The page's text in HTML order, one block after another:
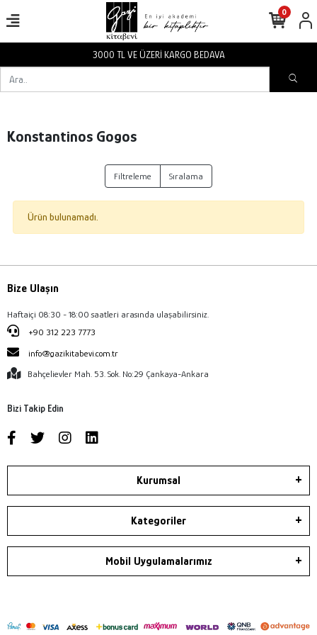
3000 TL VE ÜZERİ KARGO BEDAVA
0
Konstantinos Gogos
Filtreleme Sıralama
Ürün bulunamadı.
Bize Ulaşın
Haftaiçi 08:30 - 18:00 saatleri arasında ulaşabilirsiniz.
+90 312 223 7773
info@gazikitabevi.com.tr
Bahçelievler Mah. 53. Sok. No:29 Çankaya-Ankara
Bizi Takip Edin
Kurumsal
Kategoriler
Mobil Uygulamalarımız